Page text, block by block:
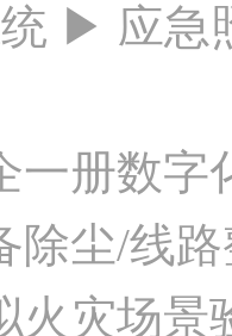
▶ 应急
一册数字
除尘/线
火灾场景